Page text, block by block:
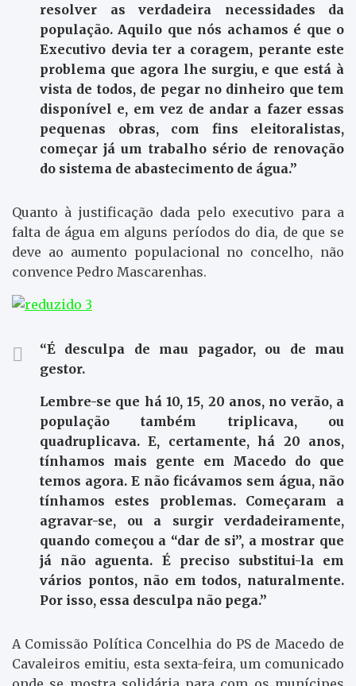
resolver as verdadeira necessidades da
população. Aquilo que nós achamos é que o
Executivo devia ter a coragem, perante este
problema que agora lhe surgiu, e que está à
vista de todos, de pegar no dinheiro que tem
disponível e, em vez de andar a fazer essas
pequenas obras, com fins eleitoralistas,
começar já um trabalho sério de renovação
do sistema de abastecimento de água.”
Quanto à justificação dada pelo executivo para a
falta de água em alguns períodos do dia, de que se
deve ao aumento populacional no concelho, não
convence Pedro Mascarenhas.
“É desculpa de mau pagador, ou de mau
gestor.
Lembre-se que há 10, 15, 20 anos, no verão, a
população também triplicava, ou
quadruplicava. E, certamente, há 20 anos,
tínhamos mais gente em Macedo do que
temos agora. E não ficávamos sem água, não
tínhamos estes problemas. Começaram a
agravar-se, ou a surgir verdadeiramente,
quando começou a “dar de si”, a mostrar que
já não aguenta. É preciso substitui-la em
vários pontos, não em todos, naturalmente.
Por isso, essa desculpa não pega.”
A Comissão Política Concelhia do PS de Macedo de
Cavaleiros emitiu, esta sexta-feira, um comunicado